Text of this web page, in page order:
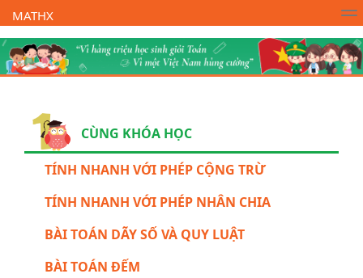
MATHX
Trường Toán Online MATHX Học toán - Lớp 1
CÙNG KHÓA HỌC
TÍNH NHANH VỚI PHÉP CỘNG TRỪ
TÍNH NHANH VỚI PHÉP NHÂN CHIA
BÀI TOÁN DÃY SỐ VÀ QUY LUẬT
BÀI TOÁN ĐẾM